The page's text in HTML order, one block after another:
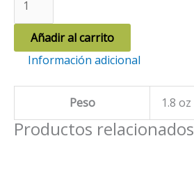
PIG
cantidad
Añadir al carrito
Información adicional
Peso 1.8 oz
Productos relacionados